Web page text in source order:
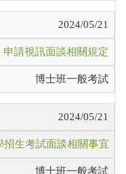
2024/05/21
請視訊面談相關規定
博士班一般考試
2024/05/21
生考試面談相關事宜（
博士班一般考試